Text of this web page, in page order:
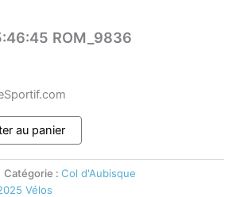
ROM_9836
au panier
Catégorie : Col d'Aubisque
Vélos